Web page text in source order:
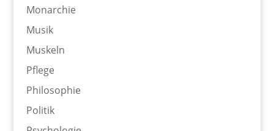
Monarchie
Musik
Muskeln
Pflege
Philosophie
Politik